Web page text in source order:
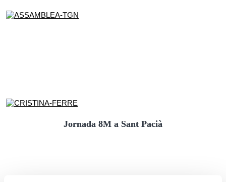
Jornada 8M a Sant Pacià